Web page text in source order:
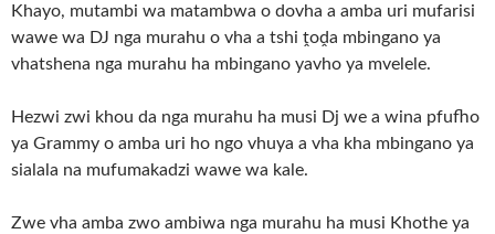
Khayo, mutambi wa matambwa o dovha a amba uri mufarisi
wawe wa DJ nga murahu o vha a tshi ṱoḓa mbingano ya
vhatshena nga murahu ha mbingano yavho ya mvelele.
Hezwi zwi khou da nga murahu ha musi Dj we a wina pfufho
ya Grammy o amba uri ho ngo vhuya a vha kha mbingano ya
sialala na mufumakadzi wawe wa kale.
Zwe vha amba zwo ambiwa nga murahu ha musi Khothe ya